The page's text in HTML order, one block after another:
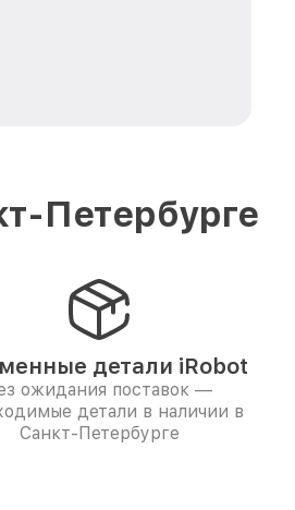
Петербурге
детали iRobot
ожидания поставок —
детали в наличии в
Санкт-Петербурге